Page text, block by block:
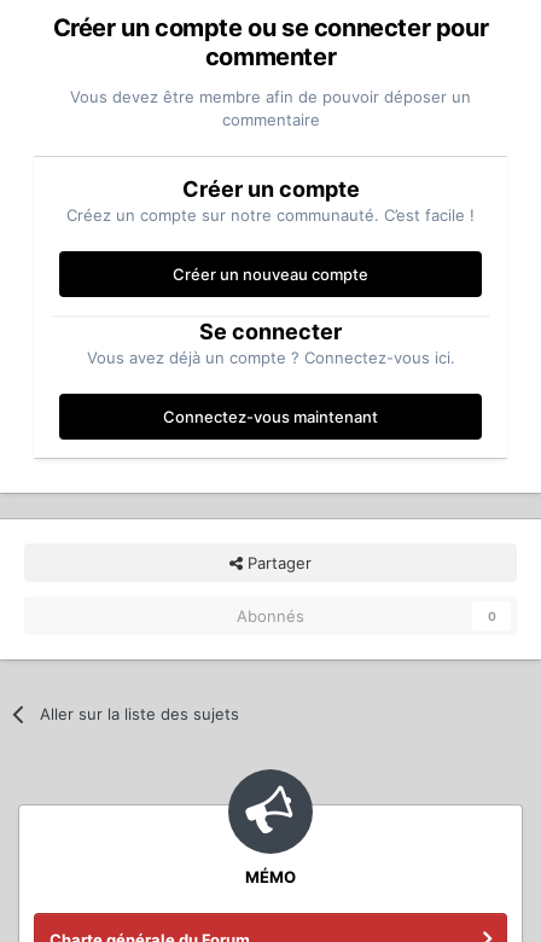
Créer un compte ou se connecter pour
commenter
Vous devez être membre afin de pouvoir déposer un
commentaire
Créer un compte
Créez un compte sur notre communauté. C’est facile !
Créer un nouveau compte
Se connecter
Vous avez déjà un compte ? Connectez-vous ici.
Connectez-vous maintenant
Partager
Abonnés 0
Aller sur la liste des sujets
MÉMO